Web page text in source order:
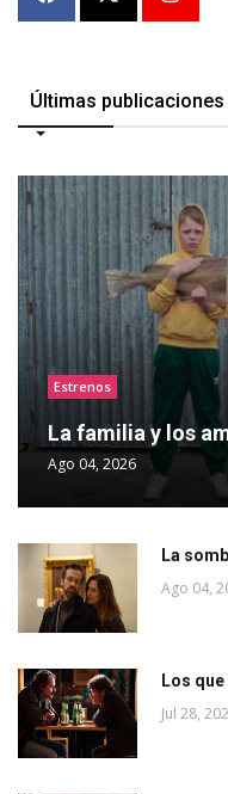
Últimas publicaciones
Estrenos
La familia y los
Ago 04, 2026
La
Ago 04,
Los
Jul 28,